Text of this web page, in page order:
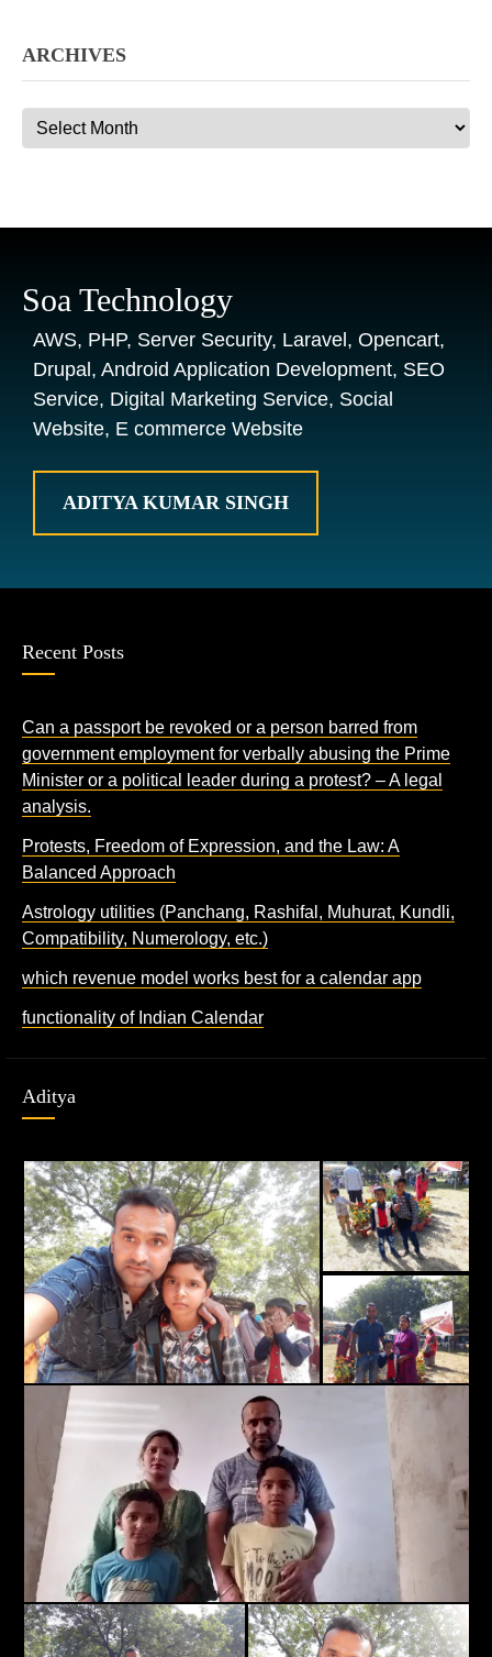
ARCHIVES
Archives
Soa Technology
AWS, PHP, Server Security, Laravel, Opencart,
Drupal, Android Application Development, SEO
Service, Digital Marketing Service, Social
Website, E commerce Website
ADITYA KUMAR SINGH
Recent Posts
Can a passport be revoked or a person barred from
government employment for verbally abusing the Prime
Minister or a political leader during a protest? – A legal
analysis.
Protests, Freedom of Expression, and the Law: A
Balanced Approach
Astrology utilities (Panchang, Rashifal, Muhurat, Kundli,
Compatibility, Numerology, etc.)
which revenue model works best for a calendar app
functionality of Indian Calendar
Aditya